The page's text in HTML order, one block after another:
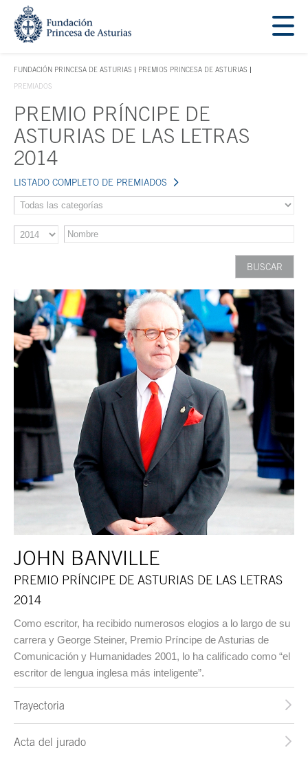
Saltar navegación. Ir directamente al contenido principal
FUNDACIÓN PRINCESA DE ASTURIAS
TECLA DE ACCESO 1
PREMIOS PRINCESA DE ASTURIAS
PREMIADOS
Contenido principal
PREMIO PRÍNCIPE DE
ASTURIAS DE LAS LETRAS
2014
LISTADO COMPLETO DE PREMIADOS
JOHN BANVILLE
PREMIO PRÍNCIPE DE ASTURIAS DE LAS LETRAS
2014
Como escritor, ha recibido numerosos elogios a lo largo de su
carrera y George Steiner, Premio Príncipe de Asturias de
Comunicación y Humanidades 2001, lo ha calificado como “el
escritor de lengua inglesa más inteligente”.
Trayectoria
Acta del jurado